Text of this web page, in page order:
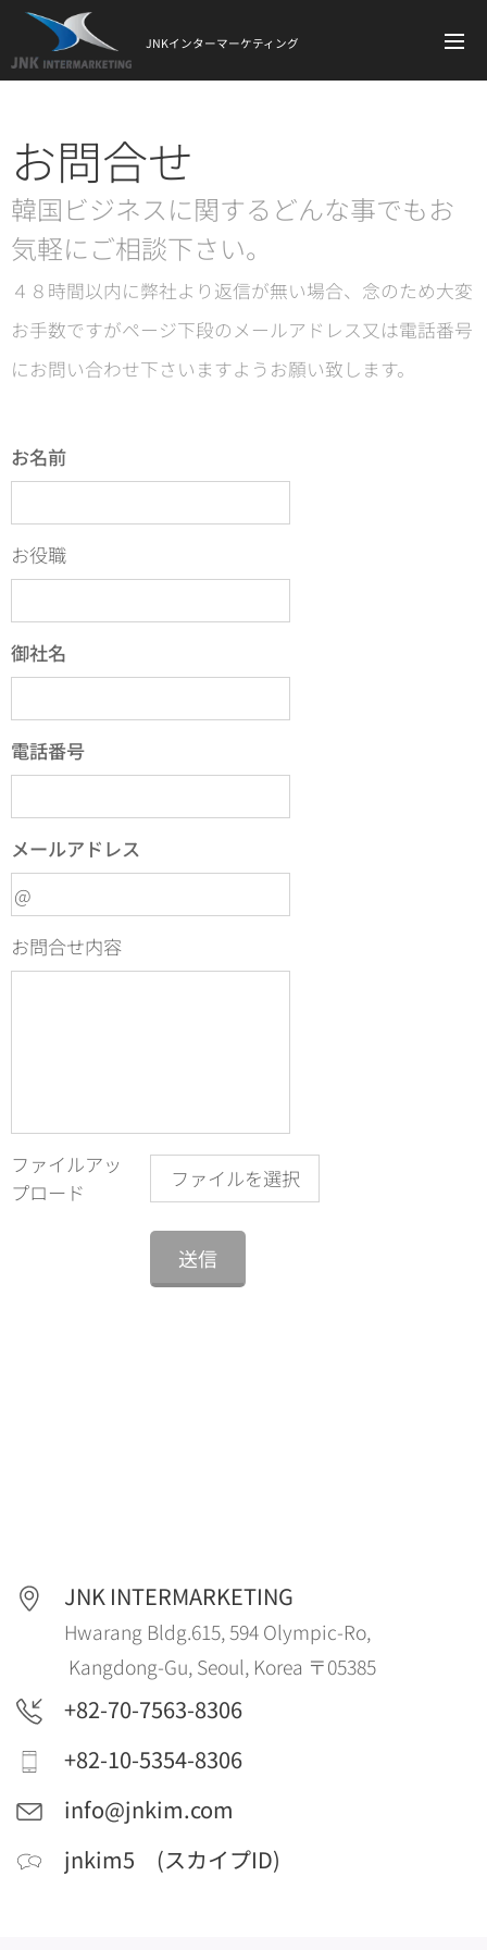
JNKインターマーケティング
お問合せ
韓国ビジネスに関するどんな事でもお
気軽にご相談下さい。
４８時間以内に弊社より返信が無い場合、念のため大変
お手数ですがページ下段のメールアドレス又は電話番号
にお問い合わせ下さいますようお願い致します。
お名前
お役職
御社名
電話番号
メールアドレス
お問合せ内容
ファイルアッ
プロード
ファイルを選択
送信
JNK INTERMARKETING
Hwarang Bldg.615, 594 Olympic-Ro,
Kangdong-Gu, Seoul, Korea 〒05385
+82-70-7563-8306
+82-10-5354-8306
info@jnkim.com
jnkim5 (スカイプID)